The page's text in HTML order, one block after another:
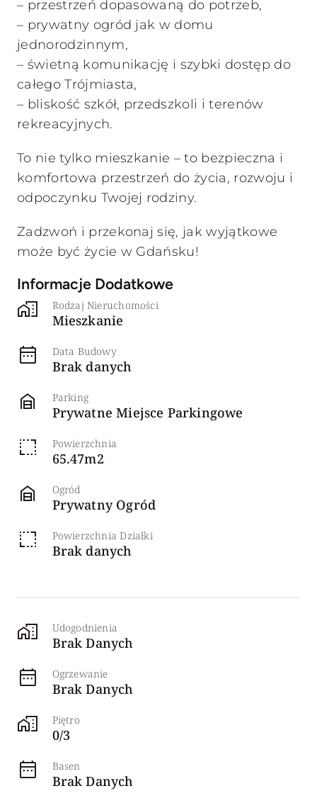
– przestrzeń dopasowaną do potrzeb,
– prywatny ogród jak w domu
jednorodzinnym,
– świetną komunikację i szybki dostęp do
całego Trójmiasta,
– bliskość szkół, przedszkoli i terenów
rekreacyjnych.
To nie tylko mieszkanie – to bezpieczna i
komfortowa przestrzeń do życia, rozwoju i
odpoczynku Twojej rodziny.
Zadzwoń i przekonaj się, jak wyjątkowe
może być życie w Gdańsku!
Informacje Dodatkowe
Rodzaj Nieruchomości
Mieszkanie
Data Budowy
Brak danych
Parking
Prywatne Miejsce Parkingowe
Powierzchnia
65.47m2
Ogród
Prywatny Ogród
Powierzchnia Działki
Brak danych
Udogodnienia
Brak Danych
Ogrzewanie
Brak Danych
Piętro
0/3
Basen
Brak Danych